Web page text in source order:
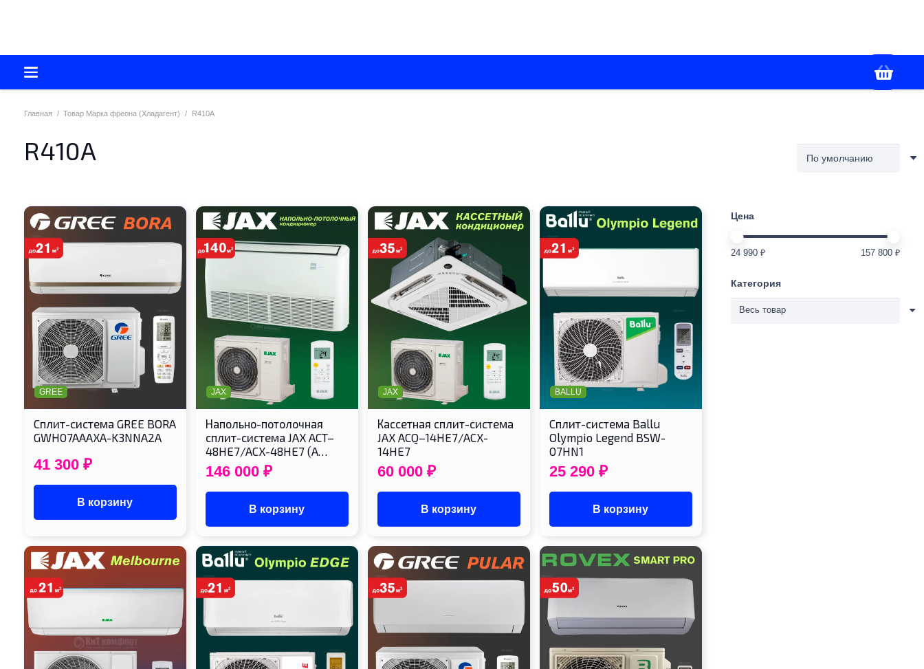
Главная / Товар Марка фреона (Хладагент) / R410A
R410A
GREE
Cплит-система GREE BORA
GWH07AAAXA-K3NNA2A
41 300 ₽
В корзину
JAX
Напольно-потолочная
сплит-система JAX ACT–
48HE7/ACX-48HE7 (A…
146 000 ₽
В корзину
JAX
Кассетная сплит-система
JAX ACQ–14HE7/ACX-
14HE7
60 000 ₽
В корзину
BALLU
Cплит-система Ballu
Olympio Legend BSW-
07HN1
25 290 ₽
В корзину
Цена
24 990 ₽ 157 800 ₽
Категория